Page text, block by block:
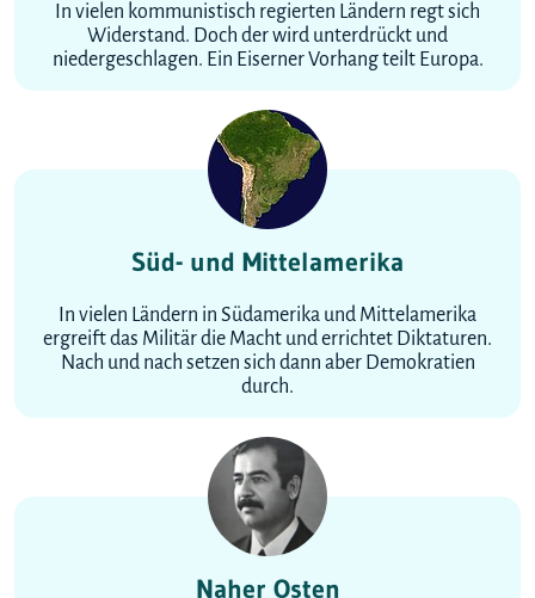
In vielen kommunistisch regierten Ländern regt sich
Widerstand. Doch der wird unterdrückt und
niedergeschlagen. Ein Eiserner Vorhang teilt Europa.
Süd- und Mittelamerika
In vielen Ländern in Südamerika und Mittelamerika
ergreift das Militär die Macht und errichtet Diktaturen.
Nach und nach setzen sich dann aber Demokratien
durch.
Naher Osten